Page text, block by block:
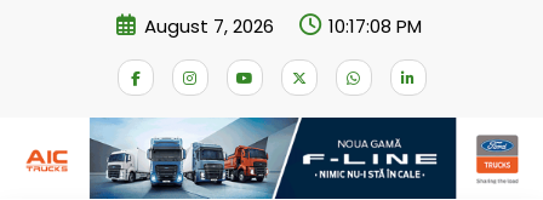
August 7, 2026 10:17:09 PM